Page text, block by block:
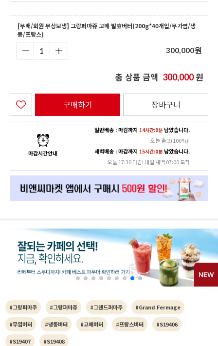
[무배/회원 무상보냉] 그랑퍼마쥬 고메 발효버터(200g*40개입/무가염/냉
동/프랑스)
300,000원
총 상품 금액 300,000원
구매하기 장바구니
마감시간안내
일반배송 : 마감까지 14시간:0분남았습니다.
오늘 출고(100%)!
새벽배송 : 마감까지 15시간:0분남았습니다.
오늘 17:30 마감! 내일 새벽 07:00 도착
#그랑퍼마주 #그랑퍼마쥬 #그랜드퍼마주 #Grand Fermage
#무염버터 #냉동버터 #고메버터 #프랑스버터 #S19406
#S19407 #S19408